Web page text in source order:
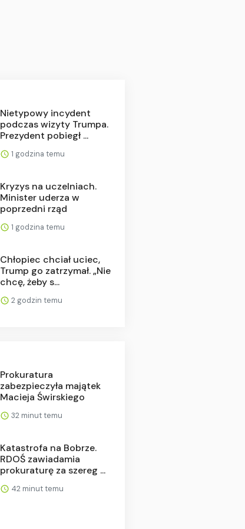
Nietypowy incydent
podczas wizyty Trumpa.
Prezydent pobiegł ...
1 godzina temu
Kryzys na uczelniach.
Minister uderza w
poprzedni rząd
1 godzina temu
Chłopiec chciał uciec,
Trump go zatrzymał. „Nie
chcę, żeby s...
2 godzin temu
Prokuratura
zabezpieczyła majątek
Macieja Świrskiego
32 minut temu
Katastrofa na Bobrze.
RDOŚ zawiadamia
prokuraturę za szereg ...
42 minut temu